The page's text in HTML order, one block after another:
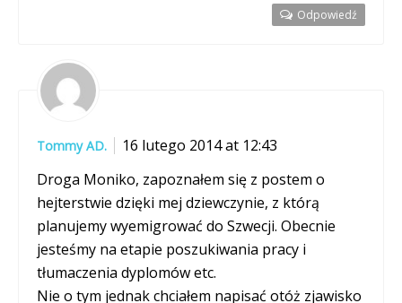
Odpowiedź
Tommy AD.
16 lutego 2014 at 12:43
Droga Moniko, zapoznałem się z postem o
hejterstwie dzięki mej dziewczynie, z którą
planujemy wyemigrować do Szwecji. Obecnie
jesteśmy na etapie poszukiwania pracy i
tłumaczenia dyplomów etc.
Nie o tym jednak chciałem napisać otóż zjawisko